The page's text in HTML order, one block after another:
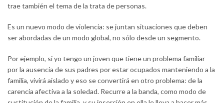
trae también el tema de la trata de personas.
Es un nuevo modo de violencia: se juntan situaciones que deben
ser abordadas de un modo global, no sólo desde un segmento.
Por ejemplo, si yo tengo un joven que tiene un problema familiar
por la ausencia de sus padres por estar ocupados manteniendo a la
familia, vivirá aislado y eso se convertirá en otro problema: de la
carencia afectiva a la soledad. Recurre a la banda, como modo de